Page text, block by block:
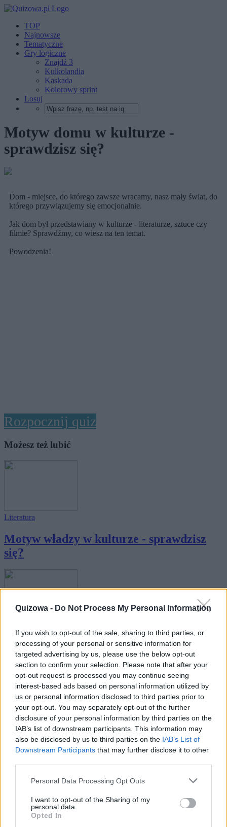
Quizowa - Do Not Process My Personal Information
If you wish to opt-out of the sale, sharing to third parties, or
processing of your personal or sensitive information for
targeted advertising by us, please use the below opt-out
section to confirm your selection. Please note that after your
opt-out request is processed you may continue seeing
interest-based ads based on personal information utilized by
us or personal information disclosed to third parties prior to
your opt-out. You may separately opt-out of the further
disclosure of your personal information by third parties on the
IAB’s list of downstream participants. This information may
also be disclosed by us to third parties on the IAB’s List of
Downstream Participants that may further disclose it to other
Personal Data Processing Opt Outs
I want to opt-out of the Sharing of my
personal data.
Opted In
TOP
Najnowsze
Tematyczne
Gry logiczne
Znajdź 3
Kulkolandia
Kaskada
Kolorowy sprint
Losuj
Motyw domu w kulturze -
sprawdzisz się?
Dom - miejsce, do którego zawsze wracamy, nasz mały świat, do
którego przywiązujemy się emocjonalnie.
Jak dom był przedstawiany w kulturze - literaturze, sztuce czy
filmie? Sprawdźmy, co wiesz na ten temat.
Powodzenia!
Rozpocznij quiz
Możesz też lubić
Literatura
Motyw władzy w kulturze - sprawdzisz
się?
Motyw emigracji w kulturze - sprawdzisz
się?
Wiedza ogólna
Motyw balu w kulturze - sprawdzisz się?